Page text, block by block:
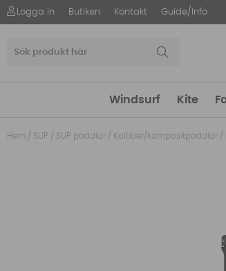
Logga in Butiken Kontakt Guide/Info
Windsurf Kite
Hem / SUP / SUP paddlar / Kolfiber/kompositpaddlar /